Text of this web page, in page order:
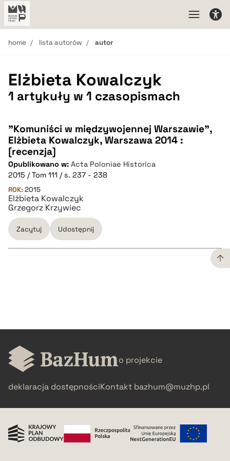
home lista autorów autor
Elżbieta Kowalczyk
1 artykuły w 1 czasopismach
"Komuniści w międzywojennej Warszawie",
Elżbieta Kowalczyk, Warszawa 2014 :
[recenzja]
Opublikowano w: Acta Poloniae Historica
2015 / Tom 111 / s. 237 - 238
ROK: 2015
Elżbieta Kowalczyk
Grzegorz Krzywiec
Zacytuj Udostępnij
pobierz cytat
o projekcie
deklaracja dostępnościKontakt bazhum@muzhp.pl